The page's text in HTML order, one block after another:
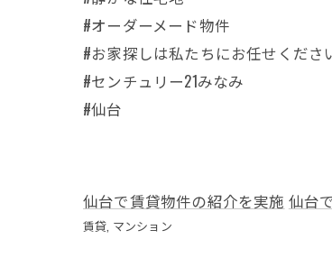
#オーダーメード物件
#お家探しは私たちにお任せくださ
#センチュリー21みなみ
#仙台
仙台で賃貸物件の紹介を実施 仙台
賃貸 マンション